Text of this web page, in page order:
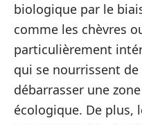
biologique par le
comme les chèvres
particulièrement
qui se nourrissent
débarrasser une
écologique. De plus,